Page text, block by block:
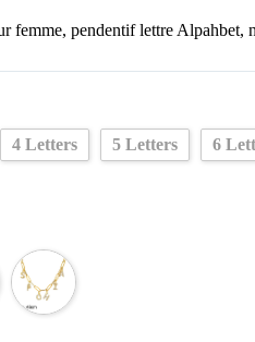
femme, pendentif lettre Alpahbet,
4 Letters 5 Letters 6